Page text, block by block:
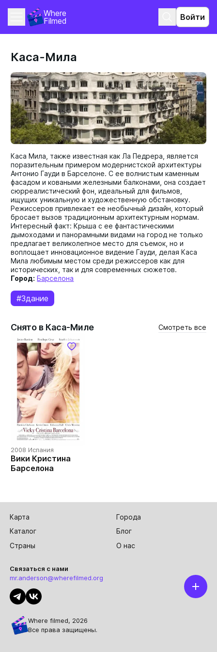
Where
Filmed
Войти
Каса-Мила
Каса Мила, также известная как Ла Педрера, является
поразительным примером модернистской архитектуры
Антонио Гауди в Барселоне. С ее волнистым каменным
фасадом и коваными железными балконами, она создает
сюрреалистический фон, идеальный для фильмов,
ищущих уникальную и художественную обстановку.
Режиссеров привлекает ее необычный дизайн, который
бросает вызов традиционным архитектурным нормам.
Интересный факт: Крыша с ее фантастическими
дымоходами и панорамными видами на город не только
предлагает великолепное место для съемок, но и
воплощает инновационное видение Гауди, делая Каса
Мила любимым местом среди режиссеров как для
исторических, так и для современных сюжетов.
Город: Барселона
#Здание
Снято в Каса-Миле Смотреть все
2008 Испания
Вики Кристина
Барселона
Карта
Города
Каталог
Блог
Страны
О нас
Связаться с нами
mr.anderson@wherefilmed.org
Where filmed, 2026
Все права защищены.